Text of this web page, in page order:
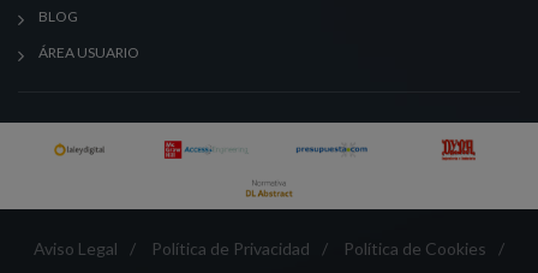
BLOG
ÁREA USUARIO
Aviso Legal / Política de Privacidad / Política de Cookies
/